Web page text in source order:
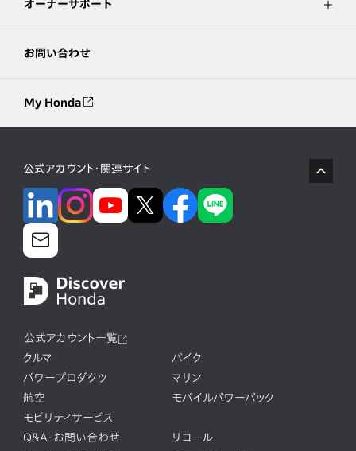
オーナーサポート
お問い合わせ
My Honda
公式アカウント・関連サイト
公式アカウント一覧
クルマ
バイク
パワープロダクツ
マリン
航空
モバイルパワーパック
モビリティサービス
Q&A・お問い合わせ
リコール